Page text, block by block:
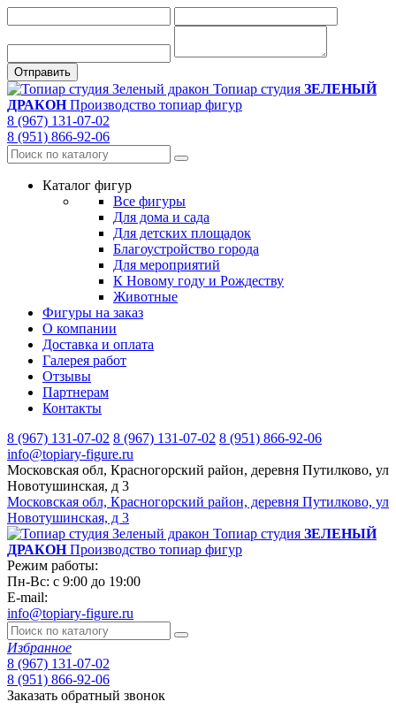
Топиар студия ЗЕЛЕНЫЙ
ДРАКОНПроизводство топиар фигур
8 (967) 131-07-02
8 (951) 866-92-06
Каталог фигур
Все фигуры
Для дома и сада
Для детских площадок
Благоустройство города
Для мероприятий
К Новому году и Рождеству
Животные
Фигуры на заказ
О компании
Доставка и оплата
Галерея работ
Отзывы
Партнерам
Контакты
8 (967) 131-07-02 8 (967) 131-07-02 8 (951) 866-92-06
info@topiary-figure.ru
Московская обл, Красногорский район, деревня Путилково, ул
Новотушинская, д 3
Московская обл, Красногорский район, деревня Путилково, ул
Новотушинская, д 3
Топиар студия ЗЕЛЕНЫЙ
ДРАКОНПроизводство топиар фигур
Режим работы:
Пн-Вс: с 9:00 до 19:00
E-mail:
info@topiary-figure.ru
Избранное
8 (967) 131-07-02
8 (951) 866-92-06
Заказать обратный звонок